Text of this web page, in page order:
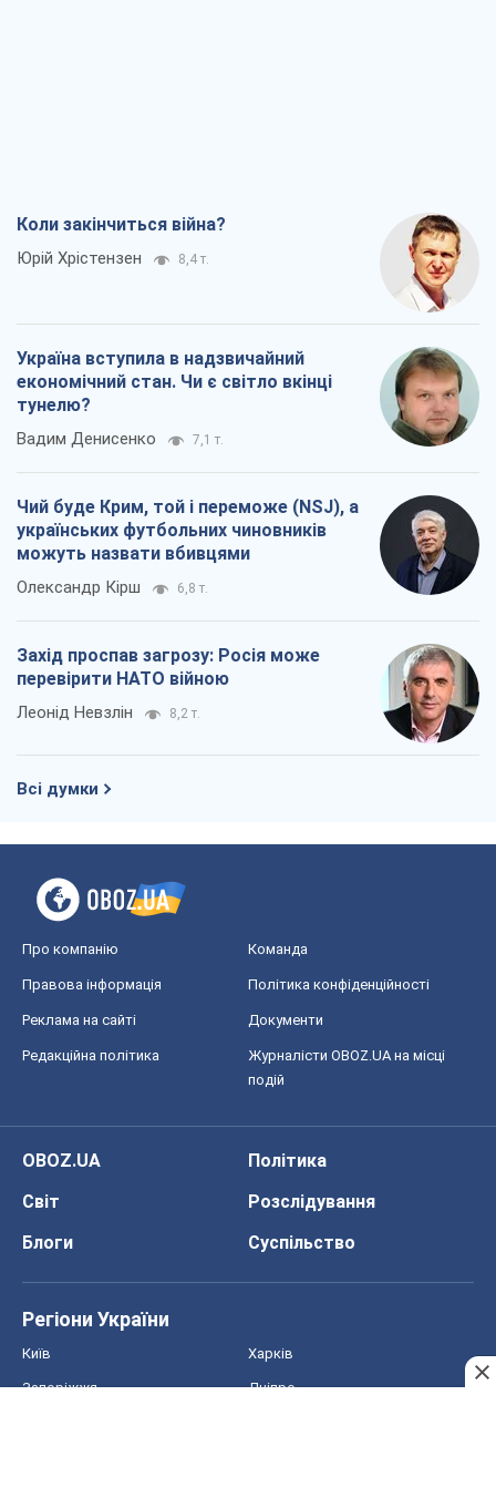
Коли закінчиться війна?
Юрій Хрістензен 8,4 т.
Україна вступила в надзвичайний
економічний стан. Чи є світло вкінці
тунелю?
Вадим Денисенко 7,1 т.
Чий буде Крим, той і переможе (NSJ), а
українських футбольних чиновників
можуть назвати вбивцями
Олександр Кірш 6,8 т.
Захід проспав загрозу: Росія може
перевірити НАТО війною
Леонід Невзлін 8,2 т.
Всі думки
Про компанію Команда
Правова інформація Політика конфіденційності
Реклама на сайті Документи
Редакційна політика
Журналісти OBOZ.UA на місці
подій
OBOZ.UA
Політика
Світ
Розслідування
Блоги
Суспільство
Регіони України
Київ Харків
Запоріжжя Дніпро